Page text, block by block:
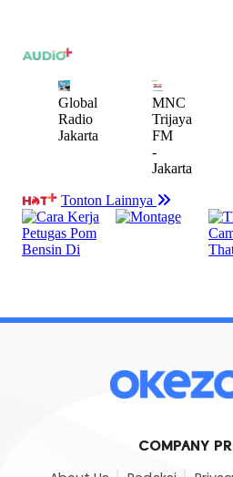
COMPANY